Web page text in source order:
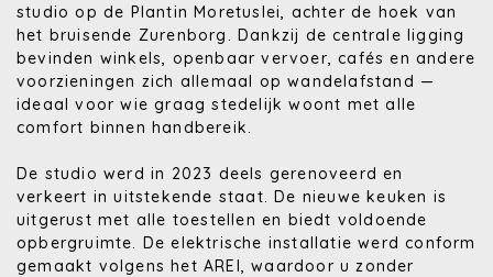
studio op de Plantin Moretuslei, achter de hoek van
het bruisende Zurenborg. Dankzij de centrale ligging
bevinden winkels, openbaar vervoer, cafés en andere
voorzieningen zich allemaal op wandelafstand —
ideaal voor wie graag stedelijk woont met alle
comfort binnen handbereik.
De studio werd in 2023 deels gerenoveerd en
verkeert in uitstekende staat. De nieuwe keuken is
uitgerust met alle toestellen en biedt voldoende
opbergruimte. De elektrische installatie werd conform
gemaakt volgens het AREI, waardoor u zonder